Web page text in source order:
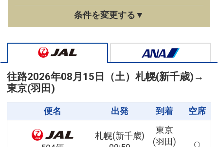
条件を変更する▼
往路2026年08月15日（土） 札幌(新千歳) →
東京(羽田)
便名 出発 到着 空席
札幌(新千歳)
東京
(羽田)